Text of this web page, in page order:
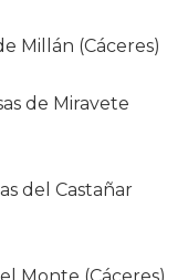
Millán (Cáceres)
de Miravete
del Castañar
Monte (Cáceres)